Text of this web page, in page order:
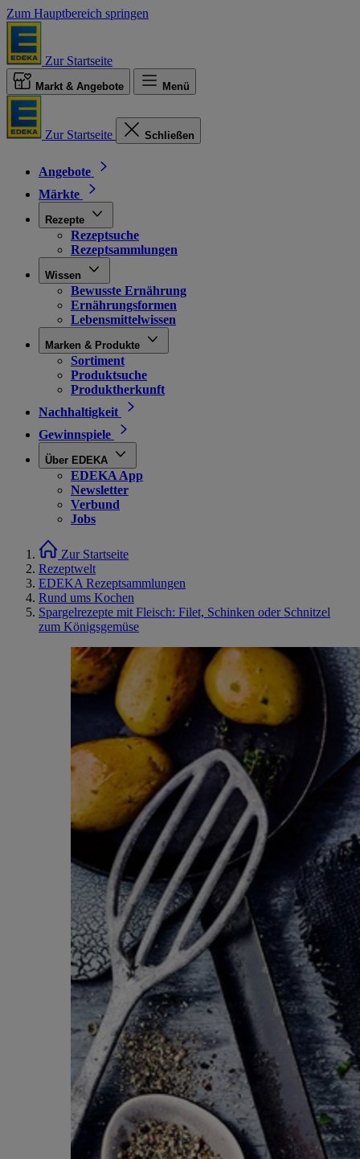
Zum Hauptbereich springen
Zur Startseite
Markt & Angebote Menü
Zur Startseite Schließen
Angebote
Märkte
Rezepte
Rezeptsuche
Rezeptsammlungen
Wissen
Bewusste Ernährung
Ernährungsformen
Lebensmittelwissen
Marken & Produkte
Sortiment
Produktsuche
Produktherkunft
Nachhaltigkeit
Gewinnspiele
Über EDEKA
EDEKA App
Newsletter
Verbund
Jobs
Zur Startseite
Rezeptwelt
EDEKA Rezeptsammlungen
Rund ums Kochen
Spargelrezepte mit Fleisch: Filet, Schinken oder Schnitzel
zum Königsgemüse